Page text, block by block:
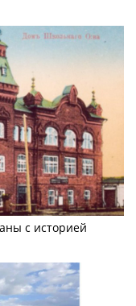
с историей